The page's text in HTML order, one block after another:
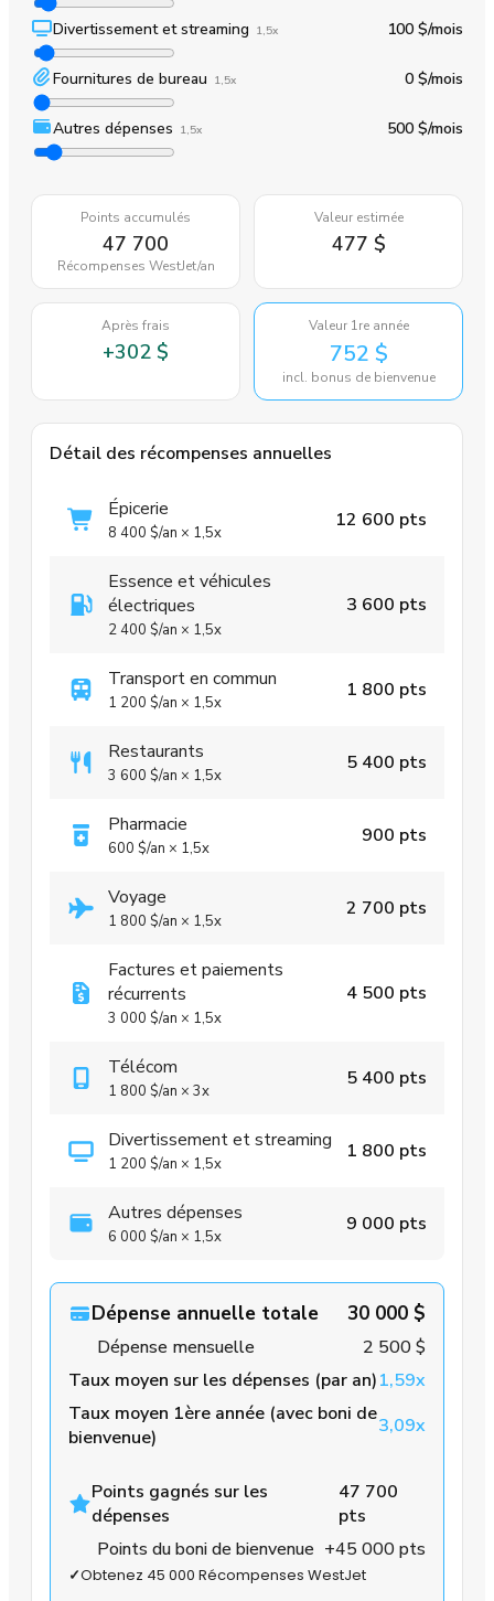
Divertissement et streaming 1,5x 100 $/mois
Fournitures de bureau 1,5x 0 $/mois
Autres dépenses 1,5x 500 $/mois
Points accumulés
47 700
Récompenses WestJet/an
Valeur estimée
477 $
Après frais
+302 $
Valeur 1re année
752 $
incl. bonus de bienvenue
Détail des récompenses annuelles
Épicerie
8 400 $/an × 1,5x
12 600 pts
Essence et véhicules
électriques
2 400 $/an × 1,5x
3 600 pts
Transport en commun
1 200 $/an × 1,5x
1 800 pts
Restaurants
3 600 $/an × 1,5x
5 400 pts
Pharmacie
600 $/an × 1,5x
900 pts
Voyage
1 800 $/an × 1,5x
2 700 pts
Factures et paiements
récurrents
3 000 $/an × 1,5x
4 500 pts
Télécom
1 800 $/an × 3x
5 400 pts
Divertissement et streaming
1 200 $/an × 1,5x
1 800 pts
Autres dépenses
6 000 $/an × 1,5x
9 000 pts
Dépense annuelle totale 30 000 $
Dépense mensuelle
2 500 $
Taux moyen sur les dépenses (par an)1,59x
Taux moyen 1ère année (avec boni de
bienvenue)
3,09x
Points gagnés sur les
dépenses
47 700
pts
Points du boni de bienvenue +45 000 pts
✓Obtenez 45 000 Récompenses WestJet